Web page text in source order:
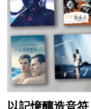
以記憶釀造音